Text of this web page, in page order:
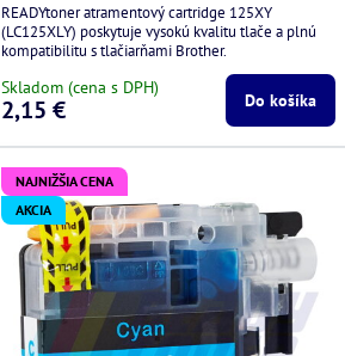
READYtoner atramentový cartridge 125XY
(LC125XLY) poskytuje vysokú kvalitu tlače a plnú
kompatibilitu s tlačiarňami Brother.
Skladom (cena s DPH)
2,15 € Do košíka
NAJNIŽŠIA CENA
AKCIA